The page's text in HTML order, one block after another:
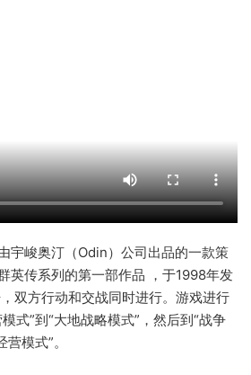
宇峻奥汀（Odin）公司出品的一款策
英传系列的第一部作品 ，于1998年发
双方行动和交战同时进行。游戏进行
式”到“大地战略模式”，然后到“战争
模式”。